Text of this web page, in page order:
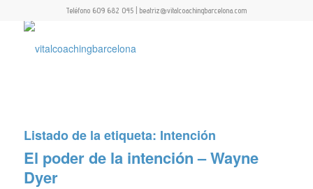
Teléfono 609 682 045 | beatriz@vitalcoachingbarcelona.com
Listado de la etiqueta: Intención
El poder de la intención – Wayne
Dyer